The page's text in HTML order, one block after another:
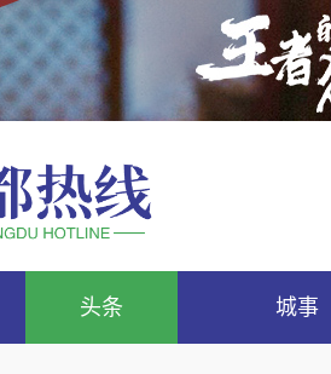
头条 城事